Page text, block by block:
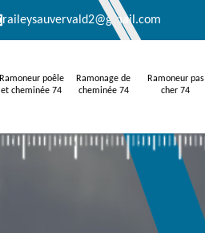
raileysauvervald2@gmail.com
Ramoneur poêle
et cheminée 74
Ramonage de
cheminée 74
Ramoneur pas
cher 74